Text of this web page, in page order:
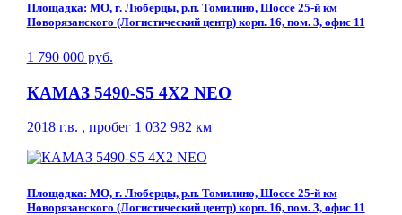
Площадка: МО, г. Люберцы, р.п. Томилино, Шоссе 25-й км
Новорязанского (Логистический центр) корп. 16, пом. 3, офис 11
1 790 000 руб.
КАМАЗ 5490-S5 4Х2 NEO
2018 г.в. , пробег 1 032 982 км
Площадка: МО, г. Люберцы, р.п. Томилино, Шоссе 25-й км
Новорязанского (Логистический центр) корп. 16, пом. 3, офис 11